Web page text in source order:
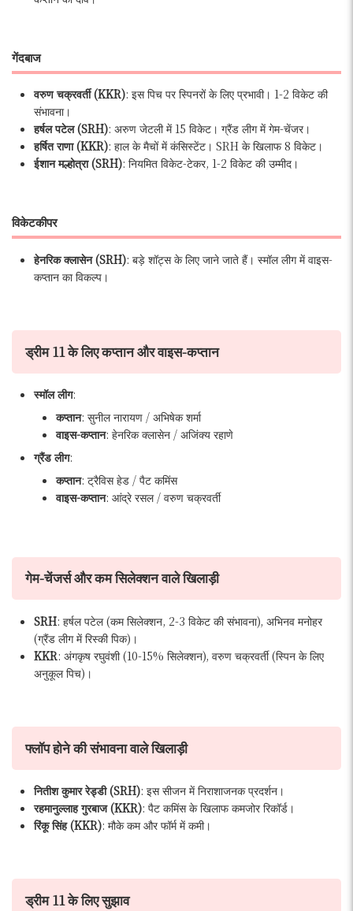
गेंदबाज
वरुण चक्रवर्ती (KKR): इस पिच पर स्पिनरों के लिए प्रभावी। 1-2 विकेट की
संभावना।
हर्षल पटेल (SRH): अरुण जेटली में 15 विकेट। ग्रैंड लीग में गेम-चेंजर।
हर्षित राणा (KKR): हाल के मैचों में कंसिस्टेंट। SRH के खिलाफ 8 विकेट।
ईशान मल्होत्रा (SRH): नियमित विकेट-टेकर, 1-2 विकेट की उम्मीद।
विकेटकीपर
हेनरिक क्लासेन (SRH): बड़े शॉट्स के लिए जाने जाते हैं। स्मॉल लीग में वाइस-
कप्तान का विकल्प।
ड्रीम 11 के लिए कप्तान और वाइस-कप्तान
स्मॉल लीग:
कप्तान: सुनील नारायण / अभिषेक शर्मा
वाइस-कप्तान: हेनरिक क्लासेन / अजिंक्य रहाणे
ग्रैंड लीग:
कप्तान: ट्रैविस हेड / पैट कमिंस
वाइस-कप्तान: आंद्रे रसल / वरुण चक्रवर्ती
गेम-चेंजर्स और कम सिलेक्शन वाले खिलाड़ी
SRH: हर्षल पटेल (कम सिलेक्शन, 2-3 विकेट की संभावना), अभिनव मनोहर
(ग्रैंड लीग में रिस्की पिक)।
KKR: अंगकृष रघुवंशी (10-15% सिलेक्शन), वरुण चक्रवर्ती (स्पिन के लिए
अनुकूल पिच)।
फ्लॉप होने की संभावना वाले खिलाड़ी
नितीश कुमार रेड्डी (SRH): इस सीजन में निराशाजनक प्रदर्शन।
रहमानुल्लाह गुरबाज (KKR): पैट कमिंस के खिलाफ कमजोर रिकॉर्ड।
रिंकू सिंह (KKR): मौके कम और फॉर्म में कमी।
ड्रीम 11 के लिए सुझाव